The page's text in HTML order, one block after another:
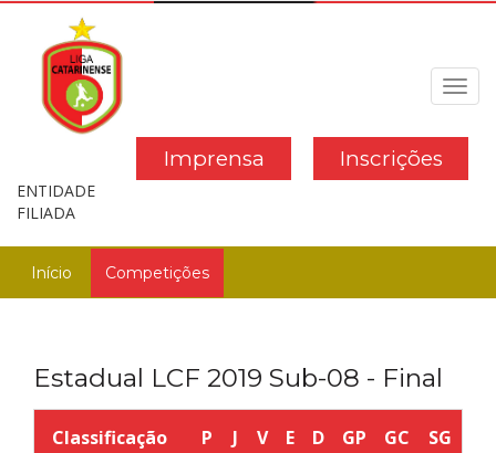
Inscrições
Imprensa
ENTIDADE
FILIADA
Início Competições
Estadual LCF 2019 Sub-08 - Final
Classificação P J V E D GP GC SG